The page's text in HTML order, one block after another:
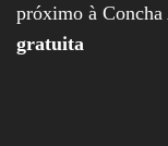
próximo à
gratuita